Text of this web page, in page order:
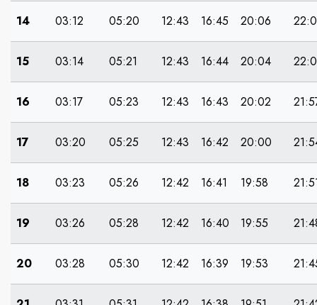
14 03:12 05:20 12:43 16:45 20:06
15 03:14 05:21 12:43 16:44 20:04
16 03:17 05:23 12:43 16:43 20:02
17 03:20 05:25 12:43 16:42 20:00
18 03:23 05:26 12:42 16:41 19:58
19 03:26 05:28 12:42 16:40 19:55
20 03:28 05:30 12:42 16:39 19:53